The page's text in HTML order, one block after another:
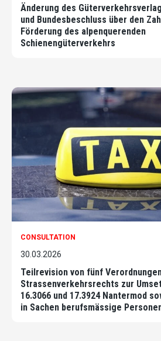
Änderung des
und Bundesbeschluss über den
Förderung des alpenquerenden
Schienengüterverkehrs
CONSULTATION
30.03.2026
Teilrevision von fünf
Strassenverkehrsrechts zur
16.3066 und 17.3924 Nantermod
in Sachen berufsmässige